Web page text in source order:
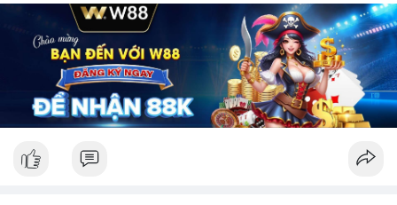
#titanbot
📰 Nguồn: CoinDesk